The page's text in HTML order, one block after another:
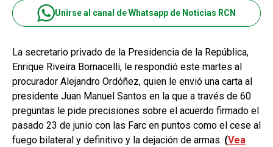
Unirse al canal de Whatsapp de Noticias RCN
La secretario privado de la Presidencia de la República,
Enrique Riveira Bornacelli, le respondió este martes al
procurador Alejandro Ordóñez, quien le envió una carta al
presidente Juan Manuel Santos en la que a través de 60
preguntas le pide precisiones sobre el acuerdo firmado el
pasado 23 de junio con las Farc en puntos como el cese al
fuego bilateral y definitivo y la dejación de armas. (Vea